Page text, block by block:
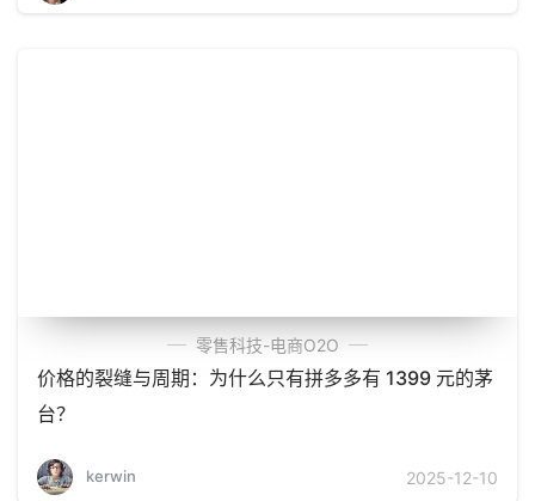
零售科技-电商O2O
价格的裂缝与周期：为什么只有拼多多有 1399 元的茅
台？
kerwin 2025-12-10